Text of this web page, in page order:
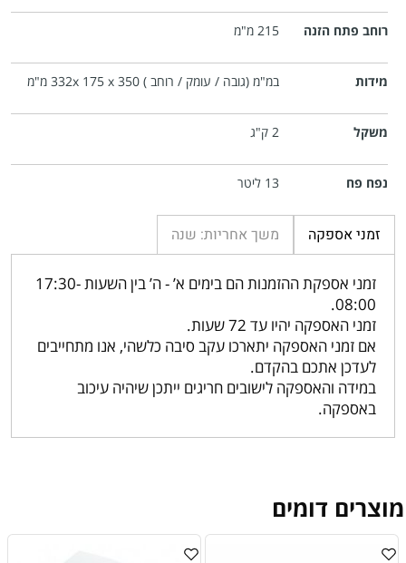
רוחב פתח הזנה 215 מ"מ
מידות במ"מ (גובה / עומק / רוחב ) 332x 175 x 350 מ"מ
משקל 2 ק"ג
נפח פח 13 ליטר
זמני אספקה משך אחריות: שנה
זמני אספקת ההזמנות הם בימים א’ - ה’ בין השעות 17:30-
08:00.
זמני האספקה יהיו עד 72 שעות.
אם זמני האספקה יתארכו עקב סיבה כלשהי, אנו מתחייבים
לעדכן אתכם בהקדם.
במידה והאספקה לישובים חריגים ייתכן שיהיה עיכוב
באספקה.
מוצרים דומים